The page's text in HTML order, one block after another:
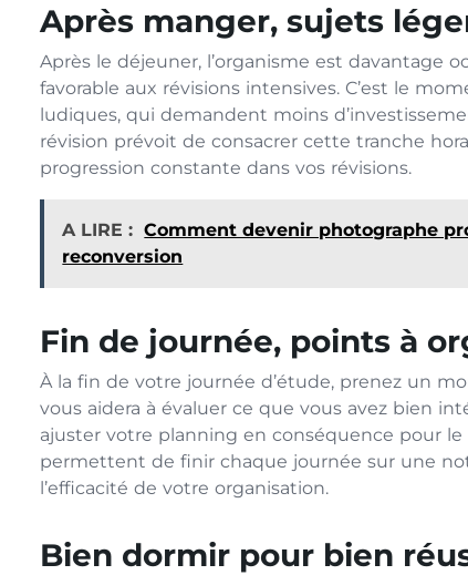
Après manger, sujets
Après le déjeuner, l’organisme est davantage
favorable aux révisions intensives. C’est le
ludiques, qui demandent moins
révision prévoit de consacrer cette tranche
progression constante dans vos révisions.
A LIRE : Comment devenir photographe
reconversion
Fin de journée, points à
À la fin de votre journée d’étude, prenez un
vous aidera à évaluer ce que vous avez bien
ajuster votre planning en conséquence pour
permettent de finir chaque journée sur une
l’efficacité de votre organisation.
Bien dormir pour bien